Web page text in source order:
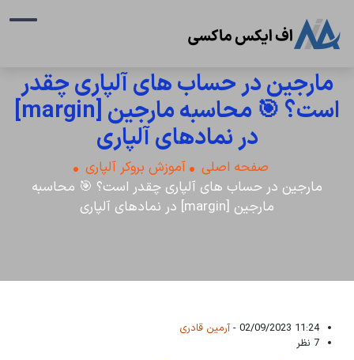
مارجین در حساب های آلپاری چقدر
است؟ 🎯 محاسبه مارجین [margin]
در نمادهای آلپاری
صفحه اصلی
آموزش بروکر آلپاری
مارجین در حساب های آلپاری چقدر است؟ 🎯 محاسبه
مارجین [margin] در نمادهای آلپاری
11:24 02/09/2023 -
آرمین قادری
7 نظر